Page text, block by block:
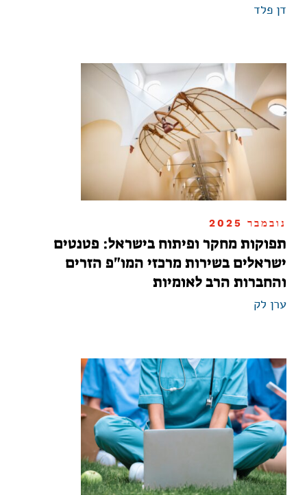
דן פלד
נובמבר 2025
תפוקות מחקר ופיתוח בישראל: פטנטים
ישראלים בשירות מרכזי המו"פ הזרים
והחברות הרב לאומיות
ערן לק